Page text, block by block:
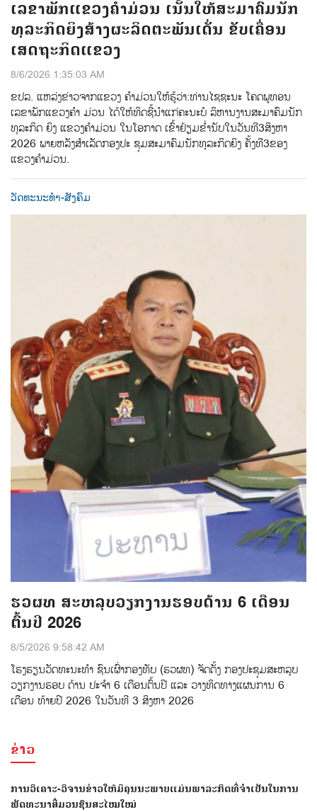
ເລຂາພັກແຂວງຄຳມ່ວນ ເນັ້ນໃຫ້ສະມາຄົມນັກ
ທຸລະກິດຍິງສ້າງຜະລິດຕະພັນເດັ່ນ ຂັບເຄື່ອນ
ເສດຖະກິດແຂວງ
8/6/2026 1:35:03 AM
ຂປລ.​ ແຫລ່ງຂ່າວຈາກແຂວງ ຄຳມ່ວນ​ໃຫ້ຮູ້ວ່າ:​ທ່ານ​ໄຊຊະນະ​ ໂຄດພູທອນ​
ເລຂາພັກແຂວງຄຳ ມ່ວນ​ ໄດ້ໃຫ້ທິດຊີ້ນໍາແກ່ຄະນະບໍ ລິຫານງານສະມາຄົມນັກ
ທຸລະກິດ ຍິງ​ ແຂວງຄຳມ່ວນ​ ໃນໂອກາດ ເຂົ້າຢ້ຽມຂໍ່ານັບ​ໃນວັນທີ​3​ສິງຫາ​
2026​ ພາຍຫລັງສໍາເລັດກອງປະ​ ຊຸມສະມາຄົມນັກທຸລະກິດຍິງ​ ຄັ້ງທີ​3​ຂອງ
ແຂວງຄໍາມ່ວນ.​
ວັດທະນະທຳ-ສັງຄົມ
ຮວຜທ ສະຫລຸບວຽກງານຮອບດ້ານ 6 ເດືອນ
ຕົ້ນປີ 2026
8/5/2026 9:58:42 AM
ໂຮງຮຽນວັດທະນະທຳ ຊົນເຜົ່າກອງທັບ (ຮວຜທ) ຈັດຕັ້ງ ກອງປະຊຸມສະຫລຸບ
ວຽກງານຮອບ ດ້ານ ປະຈໍາ 6 ເດືອນຕົ້ນປີ ແລະ ວາງທິດທາງແຜນການ 6
ເດືອນ ທ້າຍປີ 2026 ໃນວັນທີ 3 ສິງຫາ 2026
ຂ່າວ
ການວິເຄາະ-ວິຈານຂ່າວໃຫ້ມີຄຸນນະພາບແມ່ນພາລະກິດທີ່ຈຳເປັນໃນການ
ພັດທະນາສື່ມວນຊົນສະໄໝໃໝ່